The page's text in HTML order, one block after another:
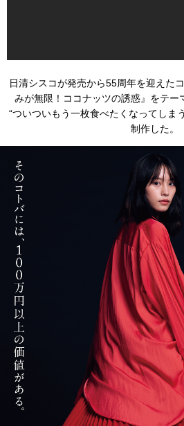
日清シスコが発売から55周年を迎えた
みが無限！ココナッツの誘惑』をテー
“ついついもう一枚食べたくなってしま
制作した。